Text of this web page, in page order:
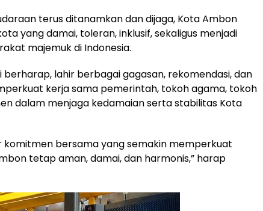
terus ditanamkan dan dijaga, Kota Ambon
yang damai, toleran, inklusif, sekaligus menjadi
majemuk di Indonesia.
berharap, lahir berbagai gagasan, rekomendasi, dan
kerja sama pemerintah, tokoh agama, tokoh
dalam menjaga kedamaian serta stabilitas Kota
komitmen bersama yang semakin memperkuat
tetap aman, damai, dan harmonis,” harap